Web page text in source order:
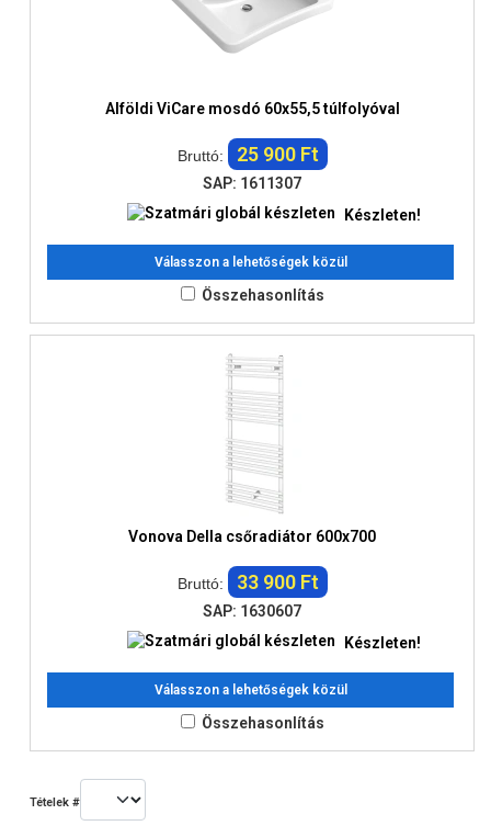
Alföldi ViCare mosdó 60x55,5 túlfolyóval
Bruttó: 25 900 Ft
SAP: 1611307
Készleten!
Válasszon a lehetőségek közül
Összehasonlítás
Vonova Della csőradiátor 600x700
Bruttó: 33 900 Ft
SAP: 1630607
Készleten!
Válasszon a lehetőségek közül
Összehasonlítás
Tételek #